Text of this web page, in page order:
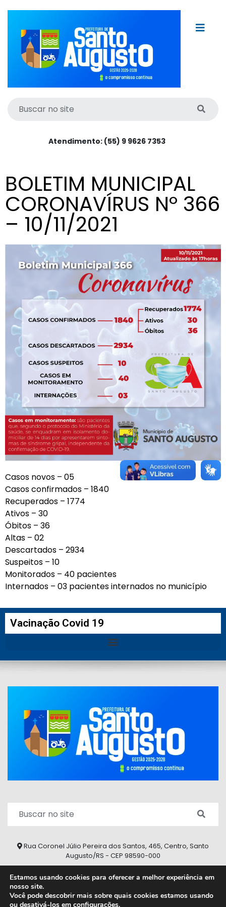
Atendimento: (55) 9 9626 7353
BOLETIM MUNICIPAL
CORONAVÍRUS Nº 366
– 10/11/2021
Casos novos – 05
Casos confirmados – 1840
Recuperados – 1774
Ativos – 30
Óbitos – 36
Altas – 02
Descartados – 2934
Suspeitos – 10
Monitorados – 40 pacientes
Internados – 03 pacientes internados no município
Vacinação Covid 19
Rua Coronel Júlio Pereira dos Santos, 465, Centro, Santo
Augusto/RS - CEP 98590-000
Estamos usando cookies para oferecer a melhor experiência em
nosso site.
Você pode descobrir mais sobre quais cookies estamos usando
ou desativá-los em configurações.